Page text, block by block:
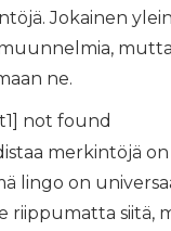
Jokainen
ne.
not found
merkintöjä
lingo on
riippumatta siitä,